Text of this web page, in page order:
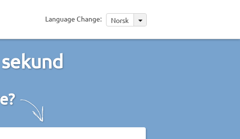
Language Change: Norsk